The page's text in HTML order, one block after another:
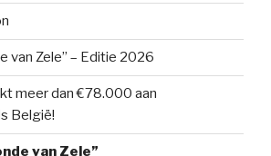
van Zele” – Editie 2026
meer dan €78.000 aan
België!
van Zele”